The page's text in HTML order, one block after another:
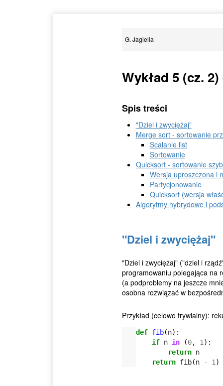
G. Jagiella
Wykład 5 (cz.
Spis treści
"Dziel i zwyciężaj"
Merge sort - sortowanie
Scalanie list
Sortowanie
Quicksort - sortowanie
Wersja uproszczona i
Partycjonowanie
Quicksort (wersja
Algorytmy hybrydowe i
"Dziel i zwyciężaj"
"Dziel i zwyciężaj" ("dziel i
programowaniu polegająca na
(a podproblemy na jeszcze
osobna rozwiązać w
Przykład (celowo trywialny):
def fib(n):
if n in (0, 1 ):
return n
return fib(n - 1 )